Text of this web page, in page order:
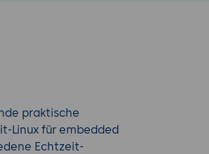
praktische
Linux für embedded
Echtzeit-